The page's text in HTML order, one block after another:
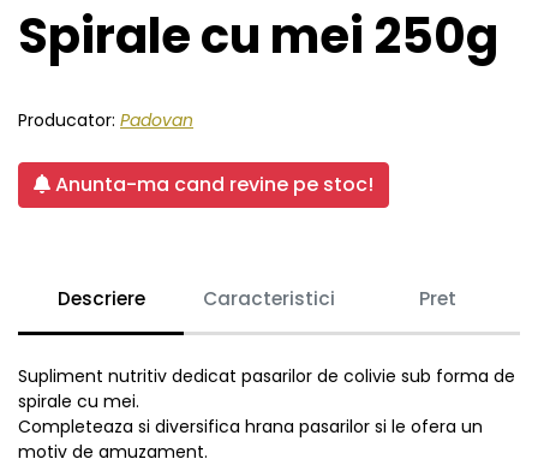
Spirale cu mei 250g
Producator: Padovan
Anunta-ma cand revine pe stoc!
Descriere Caracteristici Pret
Supliment nutritiv dedicat pasarilor de colivie sub forma de
spirale cu mei.
Completeaza si diversifica hrana pasarilor si le ofera un
motiv de amuzament.